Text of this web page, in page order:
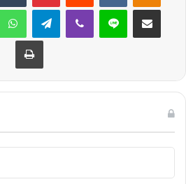
WhatsAppTelegramViber Line E-Posta ile
Yazdır